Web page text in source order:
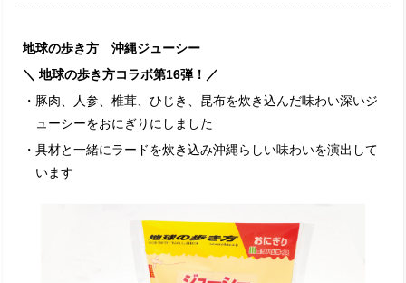
地球の歩き方 沖縄ジューシー
＼ 地球の歩き方コラボ第16弾！／
・豚肉、人参、椎茸、ひじき、昆布を炊き込んだ味わい深いジ
ューシーをおにぎりにしました
・具材と一緒にラードを炊き込み沖縄らしい味わいを演出して
います